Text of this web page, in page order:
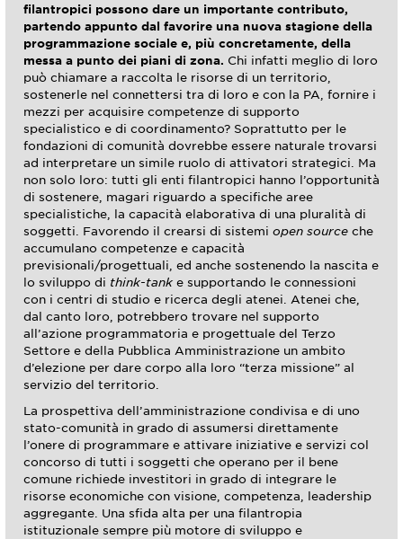
filantropici possono dare un importante contributo,
partendo appunto dal favorire una nuova stagione della
programmazione sociale e, più concretamente, della
messa a punto dei piani di zona. Chi infatti meglio di loro
può chiamare a raccolta le risorse di un territorio,
sostenerle nel connettersi tra di loro e con la PA, fornire i
mezzi per acquisire competenze di supporto
specialistico e di coordinamento? Soprattutto per le
fondazioni di comunità dovrebbe essere naturale trovarsi
ad interpretare un simile ruolo di attivatori strategici. Ma
non solo loro: tutti gli enti filantropici hanno l’opportunità
di sostenere, magari riguardo a specifiche aree
specialistiche, la capacità elaborativa di una pluralità di
soggetti. Favorendo il crearsi di sistemi open source che
accumulano competenze e capacità
previsionali/progettuali, ed anche sostenendo la nascita e
lo sviluppo di think-tank e supportando le connessioni
con i centri di studio e ricerca degli atenei. Atenei che,
dal canto loro, potrebbero trovare nel supporto
all’azione programmatoria e progettuale del Terzo
Settore e della Pubblica Amministrazione un ambito
d’elezione per dare corpo alla loro “terza missione” al
servizio del territorio.
La prospettiva dell’amministrazione condivisa e di uno
stato-comunità in grado di assumersi direttamente
l’onere di programmare e attivare iniziative e servizi col
concorso di tutti i soggetti che operano per il bene
comune richiede investitori in grado di integrare le
risorse economiche con visione, competenza, leadership
aggregante. Una sfida alta per una filantropia
istituzionale sempre più motore di sviluppo e